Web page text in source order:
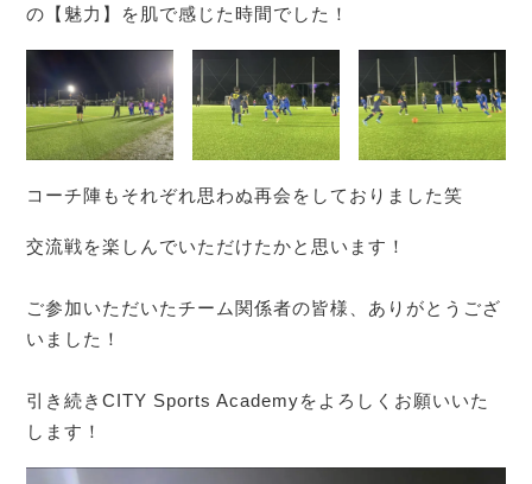
の【魅力】を肌で感じた時間でした！
コーチ陣もそれぞれ思わぬ再会をしておりました笑
交流戦を楽しんでいただけたかと思います！
ご参加いただいたチーム関係者の皆様、ありがとうござ
いました！
引き続きCITY Sports Academyをよろしくお願いいた
します！